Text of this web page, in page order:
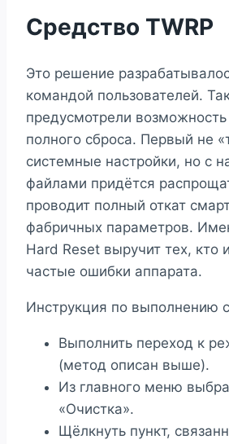
Средство TWRP
Это решение
командой пользователей.
предусмотрели возможность
полного сброса. Первый не
системные настройки, но с
файлами придётся
проводит полный откат
фабричных параметров.
Hard Reset выручит тех, кто
частые ошибки аппарата.
Инструкция по выполнению
Выполнить переход к
(метод описан выше).
Из главного меню
«Очистка».
Щёлкнуть пункт,